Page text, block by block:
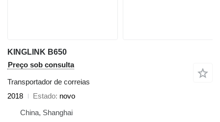
KINGLINK B650
Preço sob consulta
Transportador de correias
2018
Estado novo
China, Shanghai